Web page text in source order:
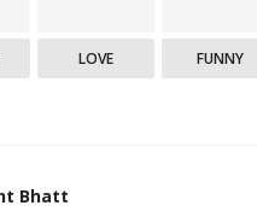
LOVE FUNNY
Bhatt